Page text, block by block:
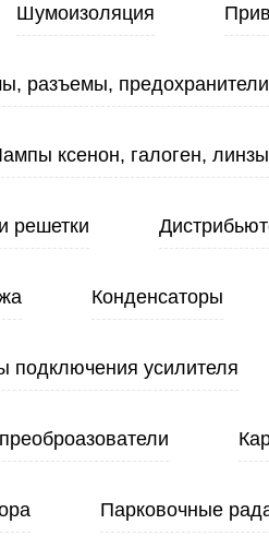
Шумоизоляция
разъемы, предохранители
ксенон, галоген, линзы
решетки
Конденсаторы
подключения усилителя
Парковочные